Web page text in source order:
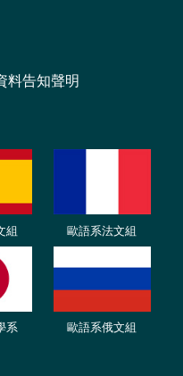
料告知聲明
組 歐語系法文組
系 歐語系俄文組